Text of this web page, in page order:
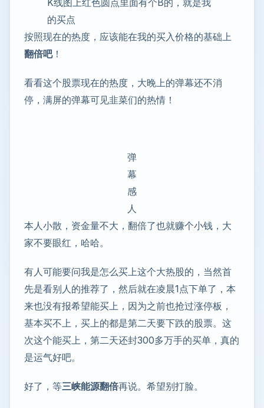
K线图上红色圆点里面有个B的，就是我
的买点
按照现在的热度，应该能在我的买入价格的基础上
翻倍吧！
看看这个股票现在的热度，大晚上的弹幕还不消
停，满屏的弹幕可见韭菜们的热情！
弹
幕
感
人
本人小散，资金量不大，翻倍了也就赚个小钱，大
家不要眼红，哈哈。
有人可能要问我是怎么买上这个大热股的，当然首
先是看别人的推荐了，然后就在凌晨1点下单了，本
来也没有报希望能买上，因为之前也抢过涨停板，
基本买不上，买上的都是第二天要下跌的股票。这
次这个能买上，第二天还封300多万手的买单，真的
是运气好吧。
好了，等三峡能源翻倍再说。希望别打脸。